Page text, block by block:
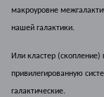
макроуровне
нашей галактики.
Или кластер (скопление)
привилегированную
галактические.